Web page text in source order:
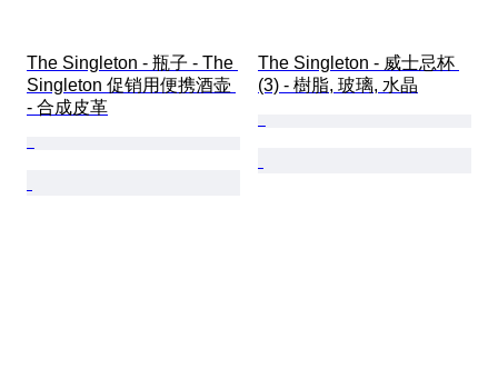
The Singleton - 瓶子 - The
Singleton 促销用便携酒壶
- 合成皮革
The Singleton - 威士忌杯
(3) - 樹脂, 玻璃, 水晶